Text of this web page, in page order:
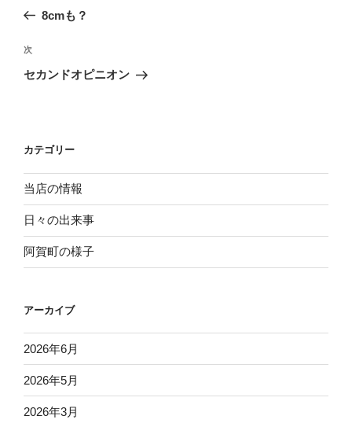
ビ
ゲ
ン
去
投
稿
8cmも？
次
の
次
セカンドオピニオン
カテゴリー
当店の情報
日々の出来事
阿賀町の様子
アーカイブ
2026年6月
2026年5月
2026年3月